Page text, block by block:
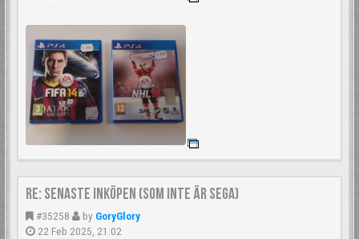
Re: Senaste inköpen (som inte är Sega)
#35258 by GoryGlory
22 Feb 2025, 21:02